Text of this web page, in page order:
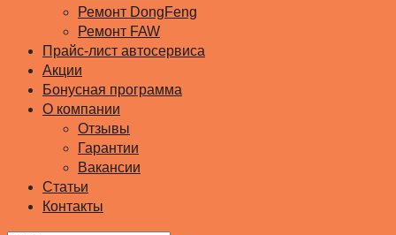
Ремонт DongFeng
Ремонт FAW
Прайс-лист автосервиса
Акции
Бонусная программа
О компании
Отзывы
Гарантии
Вакансии
Статьи
Контакты